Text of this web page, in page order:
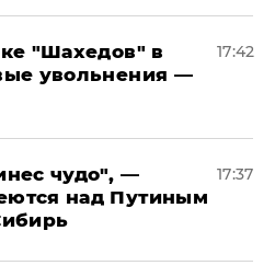
"Шахедов" в
увольнения —
17:42
чудо", —
над Путиным
17:37